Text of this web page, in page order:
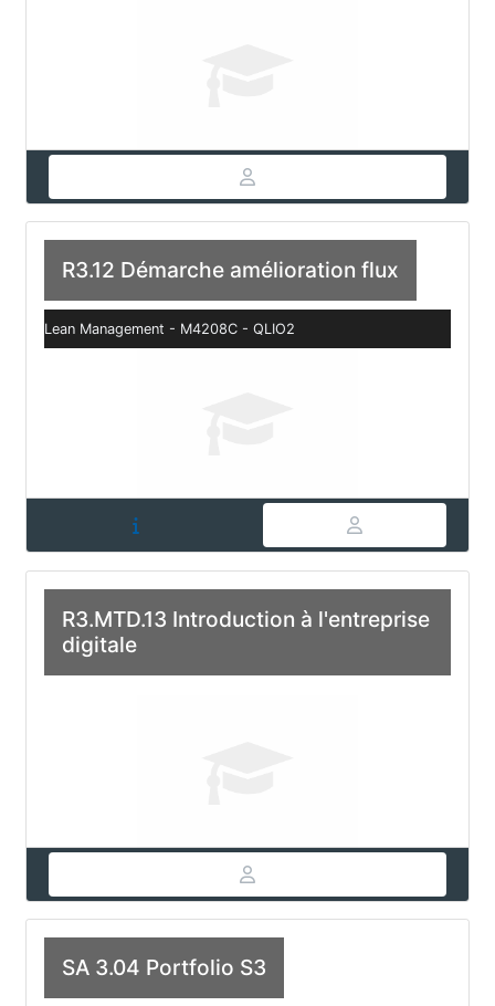
R3.12 Démarche amélioration flux
Lean Management - M4208C - QLIO2
R3.MTD.13 Introduction à l'entreprise
digitale
SA 3.04 Portfolio S3